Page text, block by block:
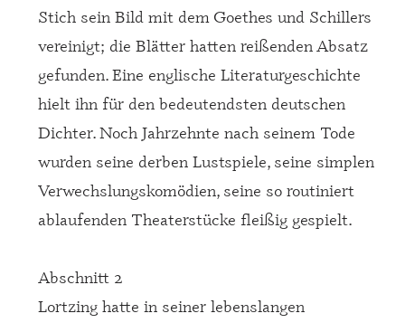
Stich sein Bild mit dem Goethes und Schillers
vereinigt; die Blätter hatten reißenden Absatz
gefunden. Eine englische Literaturgeschichte
hielt ihn für den bedeutendsten deutschen
Dichter. Noch Jahrzehnte nach seinem Tode
wurden seine derben Lustspiele, seine simplen
Verwechslungskomödien, seine so routiniert
ablaufenden Theaterstücke fleißig gespielt.
Abschnitt 2
Lortzing hatte in seiner lebenslangen